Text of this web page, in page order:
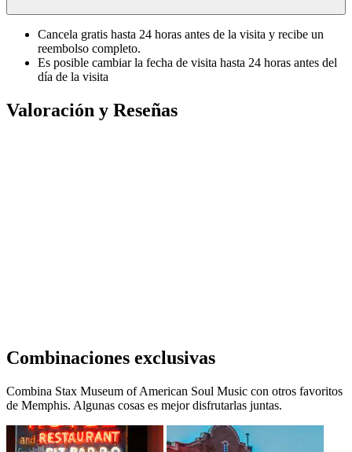
Cancela gratis hasta 24 horas antes de la visita y recibe un
reembolso completo.
Es posible cambiar la fecha de visita hasta 24 horas antes del
día de la visita
Valoración y Reseñas
Combinaciones exclusivas
Combina Stax Museum of American Soul Music con otros favoritos
de Memphis. Algunas cosas es mejor disfrutarlas juntas.